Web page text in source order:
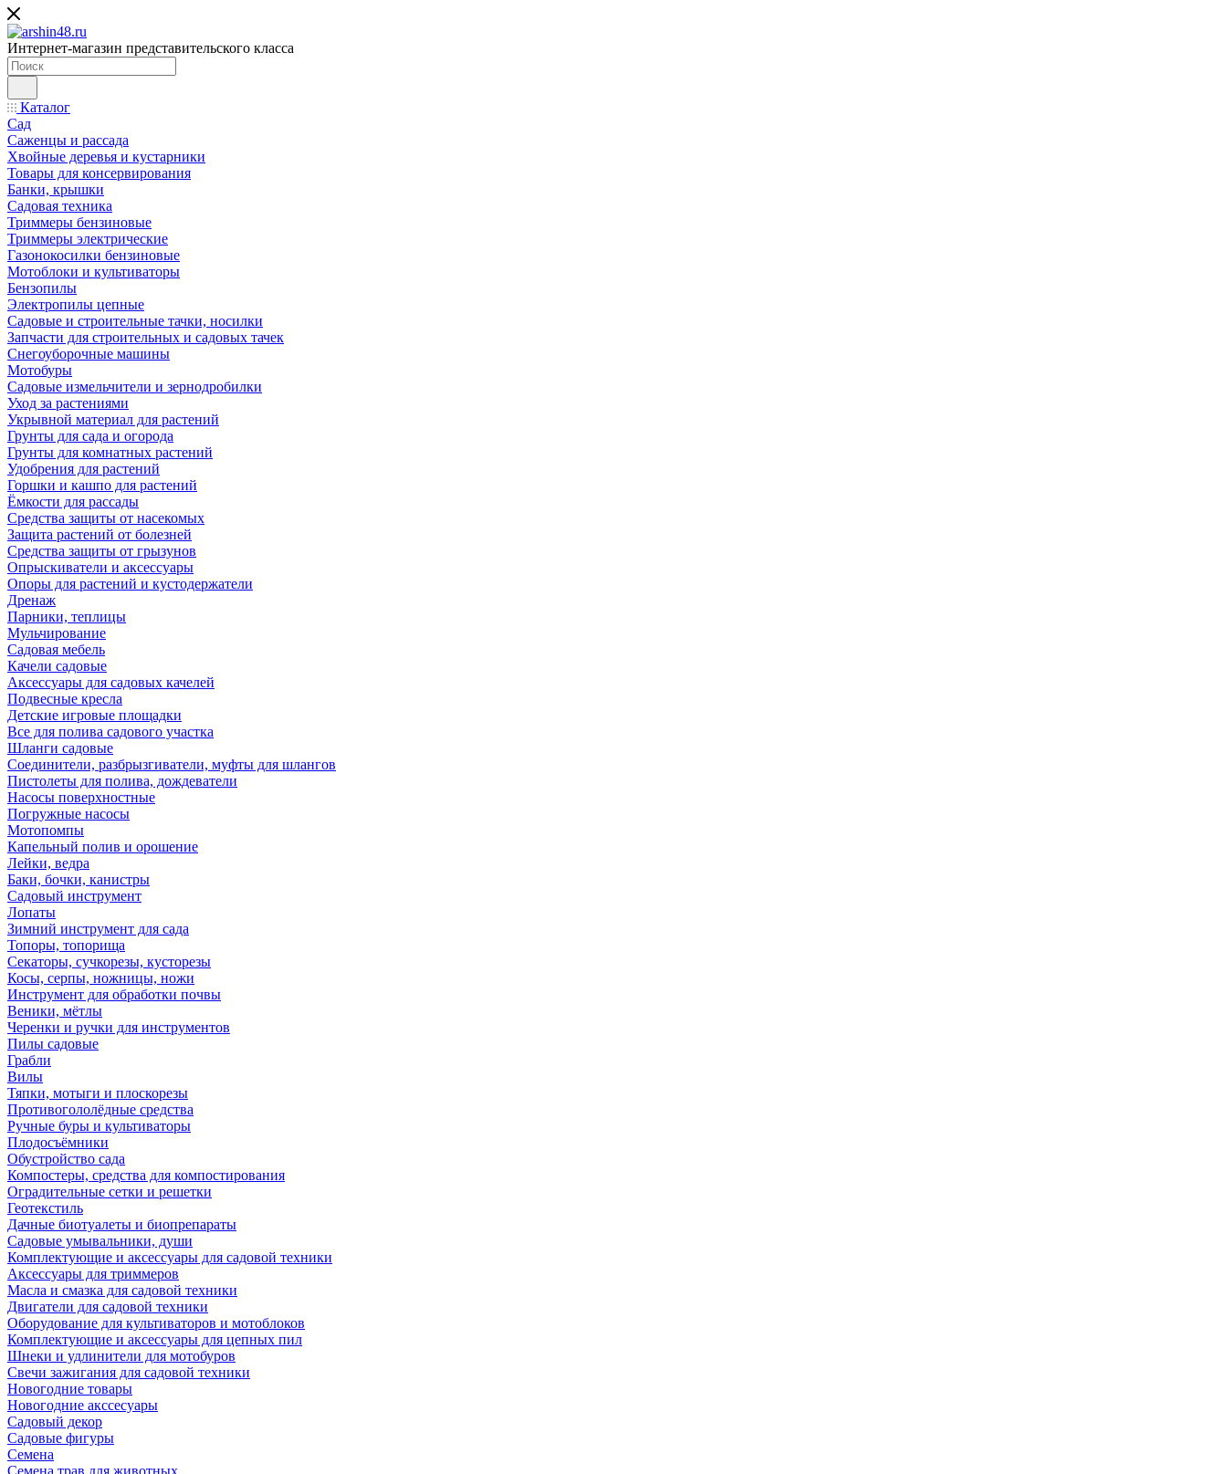
Интернет-магазин представительского класса
Каталог
Сад
Саженцы и рассада
Хвойные деревья и кустарники
Товары для консервирования
Банки, крышки
Садовая техника
Триммеры бензиновые
Триммеры электрические
Газонокосилки бензиновые
Мотоблоки и культиваторы
Бензопилы
Электропилы цепные
Садовые и строительные тачки, носилки
Запчасти для строительных и садовых тачек
Снегоуборочные машины
Мотобуры
Садовые измельчители и зернодробилки
Уход за растениями
Укрывной материал для растений
Грунты для сада и огорода
Грунты для комнатных растений
Удобрения для растений
Горшки и кашпо для растений
Ёмкости для рассады
Средства защиты от насекомых
Защита растений от болезней
Средства защиты от грызунов
Опрыскиватели и аксессуары
Опоры для растений и кустодержатели
Дренаж
Парники, теплицы
Мульчирование
Садовая мебель
Качели садовые
Аксессуары для садовых качелей
Подвесные кресла
Детские игровые площадки
Все для полива садового участка
Шланги садовые
Соединители, разбрызгиватели, муфты для шлангов
Пистолеты для полива, дождеватели
Насосы поверхностные
Погружные насосы
Мотопомпы
Капельный полив и орошение
Лейки, ведра
Баки, бочки, канистры
Садовый инструмент
Лопаты
Зимний инструмент для сада
Топоры, топорища
Секаторы, сучкорезы, кусторезы
Косы, серпы, ножницы, ножи
Инструмент для обработки почвы
Веники, мётлы
Черенки и ручки для инструментов
Пилы садовые
Грабли
Вилы
Тяпки, мотыги и плоскорезы
Противогололёдные средства
Ручные буры и культиваторы
Плодосъёмники
Обустройство сада
Компостеры, средства для компостирования
Оградительные сетки и решетки
Геотекстиль
Дачные биотуалеты и биопрепараты
Садовые умывальники, души
Комплектующие и аксессуары для садовой техники
Аксессуары для триммеров
Масла и смазка для садовой техники
Двигатели для садовой техники
Оборудование для культиваторов и мотоблоков
Комплектующие и аксессуары для цепных пил
Шнеки и удлинители для мотобуров
Свечи зажигания для садовой техники
Новогодние товары
Новогодние акссесуары
Садовый декор
Садовые фигуры
Семена
Семена трав для животных